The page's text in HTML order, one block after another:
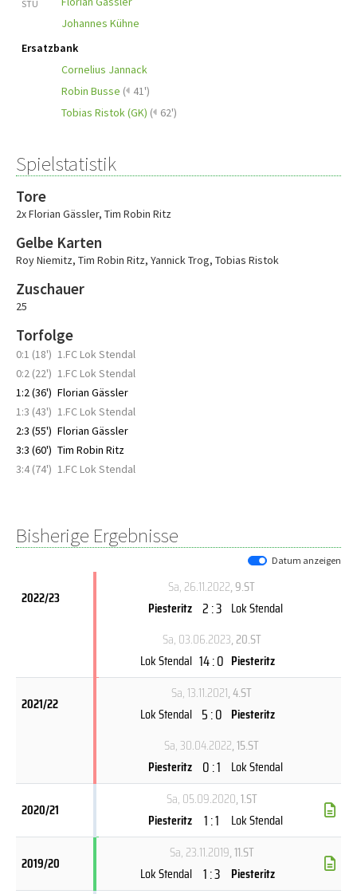
STU
Johannes Kühne
Ersatzbank
Cornelius Jannack
Robin Busse ( 41')
Tobias Ristok (GK) ( 62')
Spielstatistik
Tore
2x Florian Gässler, Tim Robin Ritz
Gelbe Karten
Roy Niemitz, Tim Robin Ritz, Yannick Trog, Tobias Ristok
Zuschauer
25
Torfolge
0:1 (18') 1.FC Lok Stendal
0:2 (22') 1.FC Lok Stendal
1:2 (36') Florian Gässler
1:3 (43') 1.FC Lok Stendal
2:3 (55') Florian Gässler
3:3 (60') Tim Robin Ritz
3:4 (74') 1.FC Lok Stendal
Bisherige Ergebnisse
Datum anzeigen
2022/23
Sa, 26.11.2022, 9.ST
Piesteritz 2 : 3 Lok Stendal
Sa, 03.06.2023, 20.ST
Lok Stendal 14 : 0 Piesteritz
2021/22
Sa, 13.11.2021, 4.ST
Lok Stendal 5 : 0 Piesteritz
Sa, 30.04.2022, 15.ST
Piesteritz 0 : 1 Lok Stendal
2020/21
Sa, 05.09.2020, 1.ST
Piesteritz 1 : 1 Lok Stendal
2019/20
Sa, 23.11.2019, 11.ST
Lok Stendal 1 : 3 Piesteritz